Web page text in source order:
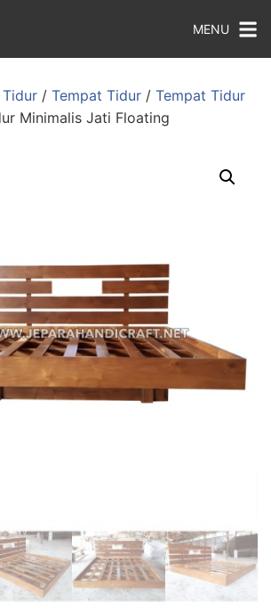
MENU
Tidur / Tempat Tidur / Tempat Tidur
Minimalis Jati Floating